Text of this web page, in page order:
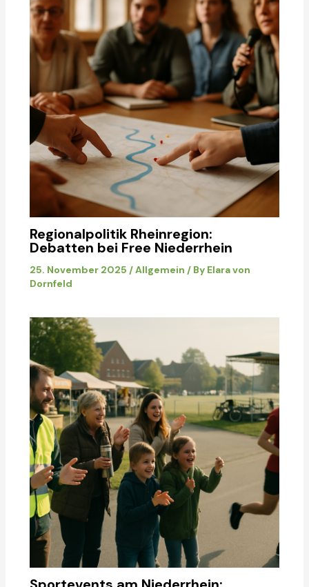
Regionalpolitik Rheinregion:
Debatten bei Free Niederrhein
25. November 2025 /Allgemein / By Elara von
Dornfeld